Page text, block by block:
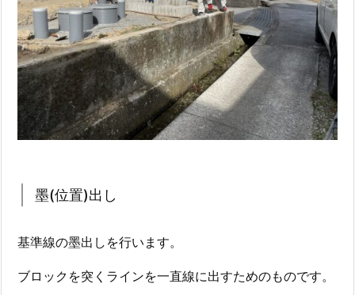
墨(位置)出し
基準線の墨出しを行います。
ブロックを突くラインを一直線に出すためのものです。